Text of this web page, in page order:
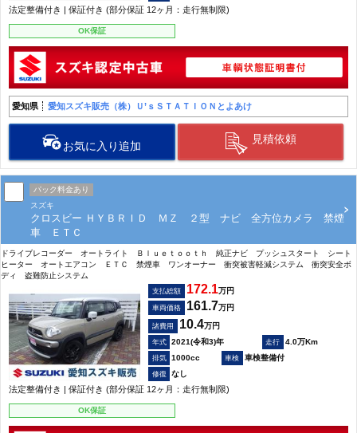
法定整備付き | 保証付き (部分保証 12ヶ月：走行無制限)
OK保証
愛知県 愛知スズキ販売（株）Ｕ’ｓＳＴＡＴＩＯＮとよあけ
お気に入り追加
見積依頼
パック料金あり
スズキ
クロスビー ＨＹＢＲＩＤ ＭＺ ２型 ナビ 全方位カメラ 禁煙
車 ＥＴＣ
ドライブレコーダー オートライト Ｂｌｕｅｔｏｏｔｈ 純正ナビ プッシュスタート シート
ヒーター オートエアコン ＥＴＣ 禁煙車 ワンオーナー 衝突被害軽減システム 衝突安全ボ
ディ 盗難防止システム
支払総額 172.1万円
車両価格 161.7万円
諸費用 10.4万円
2021(令和3)年
4.0万Km
1000cc
車検整備付
なし
法定整備付き | 保証付き (部分保証 12ヶ月：走行無制限)
OK保証